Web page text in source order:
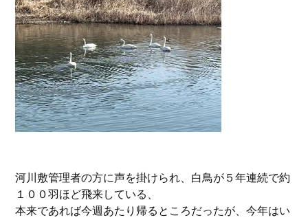
河川敷管理者の方に声を掛けられ、白鳥が５年連続で約
１００羽ほど飛来している、
本来であれば今週あたり帰るところだったが、今年はい